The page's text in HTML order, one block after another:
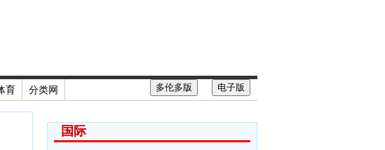
育 分类网 电子版
多伦多版
国际